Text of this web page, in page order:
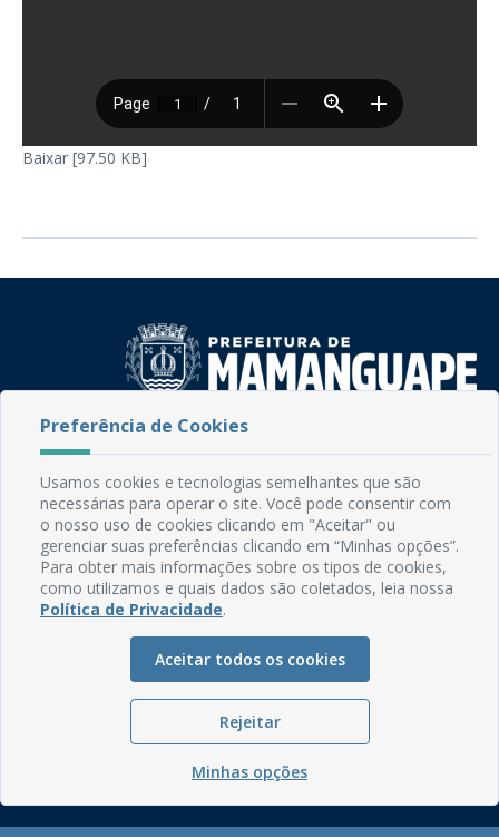
Baixar [97.50 KB]
Fone: (83) 3292-2246
Email: comunicacao@mamanguape.pb.gov.br
Expediente: Segunda à Sexta, das 08h às 13h
Mapa do Site
Perguntas frequentes
Manual de Navegação
Glossário
Ouvidoria
Política de Privacidade
Preferência de Cookies
Usamos cookies e tecnologias semelhantes que são
necessárias para operar o site. Você pode consentir com
o nosso uso de cookies clicando em "Aceitar" ou
gerenciar suas preferências clicando em “Minhas opções”.
Para obter mais informações sobre os tipos de cookies,
como utilizamos e quais dados são coletados, leia nossa
Política de Privacidade.
Aceitar todos os cookies
Rejeitar
Minhas opções